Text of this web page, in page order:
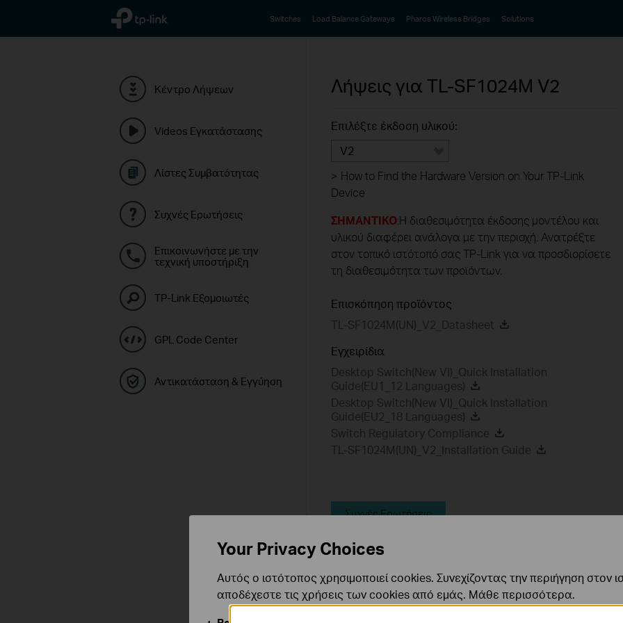
TP-Link, Reliably Smart Switches Load Balance Gateways Pharos Wireless Bridges Solutions
Κέντρο Λήψεων
Videos Εγκατάστασης
Λίστες Συμβατότητας
Συχνές Ερωτήσεις
Επικοινωνήστε με την
τεχνική υποστήριξη
TP-Link Εξομοιωτές
GPL Code Center
Αντικατάσταση & Εγγύηση
Λήψεις για TL-SF1024M V2
Επιλέξτε έκδοση υλικού:
V2
> How to Find the Hardware Version on Your TP-Link
Device
ΣΗΜΑΝΤΙΚΟ:Η διαθεσιμότητα έκδοσης μοντέλου και
υλικού διαφέρει ανάλογα με την περιοχή. Ανατρέξτε
στον τοπικό ιστότοπό σας TP-Link για να προσδιορίσετε
τη διαθεσιμότητα των προϊόντων.
Επισκόπηση προϊόντος
TL-SF1024M(UN)_V2_Datasheet
Εγχειρίδια
Desktop Switch(New VI)_Quick Installation
Guide(EU1_12 Languages)
Desktop Switch(New VI)_Quick Installation
Guide(EU2_18 Languages)
Switch Regulatory Compliance
TL-SF1024M(UN)_V2_Installation Guide
Συχνές Ερωτήσεις
Φίλτρο Χαρακτηριστικών: Όλα User Application
Q&A of functional explanation or specification parameters
Your Privacy Choices
Αυτός ο ιστότοπος χρησιμοποιεί cookies. Συνεχίζοντας την περιήγηση στον
αποδέχεστε τις χρήσεις των cookies από εμάς. Μάθε περισσότερα.